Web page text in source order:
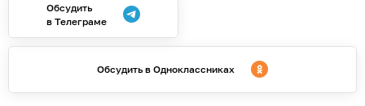
Обсудить
в Телеграме
Обсудить в Одноклассниках